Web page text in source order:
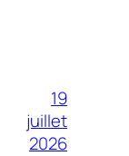
19
juillet
2026